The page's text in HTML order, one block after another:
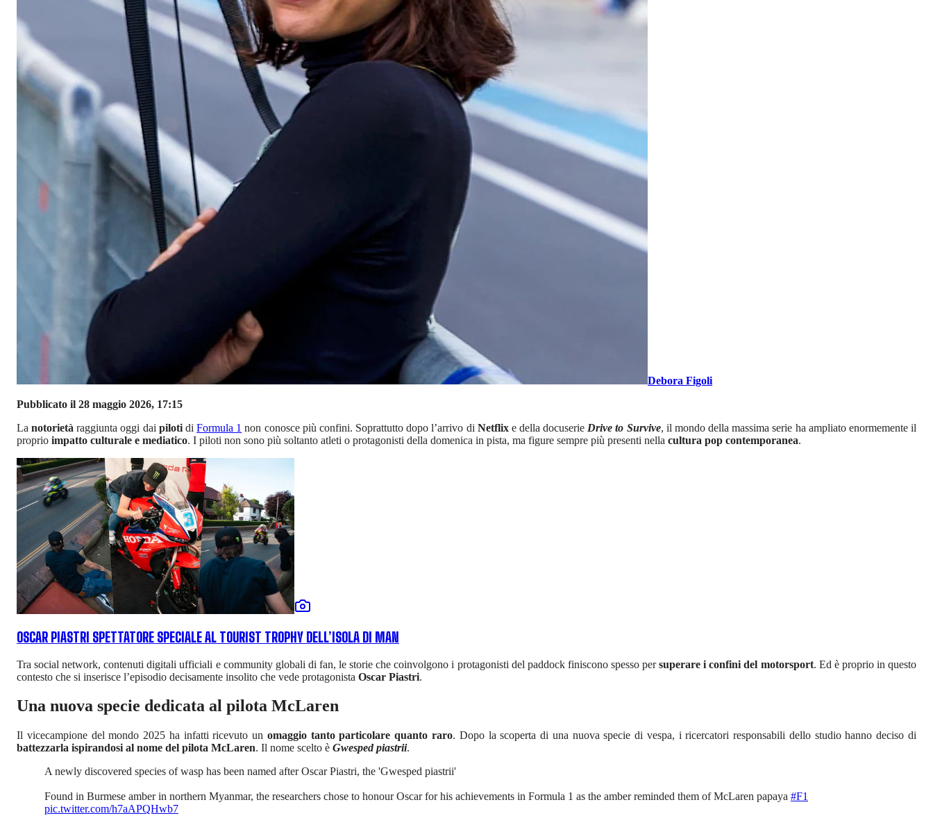
Debora Figoli
Pubblicato il 28 maggio 2026, 17:15
Lanotorietàraggiunta oggi dai piloti diFormula 1 non conosce più confini. Soprattutto dopo l’arrivo di Netflix e della docuserie Drive to Survive, il mondo della massima serie ha ampliato enormemente il
proprio impatto culturale e mediatico. I piloti non sono più soltanto atleti o protagonisti della domenica in pista, ma figure sempre più presenti nella cultura pop contemporanea.
OSCAR PIASTRI SPETTATORE SPECIALE AL TOURIST TROPHY DELL’ISOLA DI MAN
Tra social network, contenuti digitali ufficiali e community globali di fan, le storie che coinvolgono i protagonisti del paddock finiscono spesso persuperare i confini del motorsport. Ed è proprio in questo
contesto che si inserisce l’episodio decisamente insolito che vede protagonista Oscar Piastri.
Una nuova specie dedicata al pilota McLaren
Il vicecampione del mondo 2025 ha infatti ricevuto un omaggio tanto particolare quanto raro. Dopo la scoperta di una nuova specie di vespa, i ricercatori responsabili dello studio hanno deciso di
battezzarla ispirandosi al nome del pilota McLaren. Il nome scelto è Gwesped piastrii.
A newly discovered species of wasp has been named after Oscar Piastri, the 'Gwesped piastrii'
Found in Burmese amber in northern Myanmar, the researchers chose to honour Oscar for his achievements in Formula 1 as the amber reminded them of McLaren papaya #F1
pic.twitter.com/h7aAPQHwb7